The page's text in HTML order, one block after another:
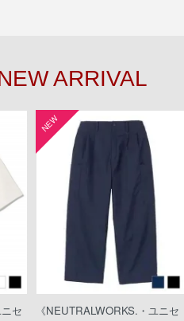
ARRIVAL
セ
NEW
《NEUTRALWORKS.・ユニセ